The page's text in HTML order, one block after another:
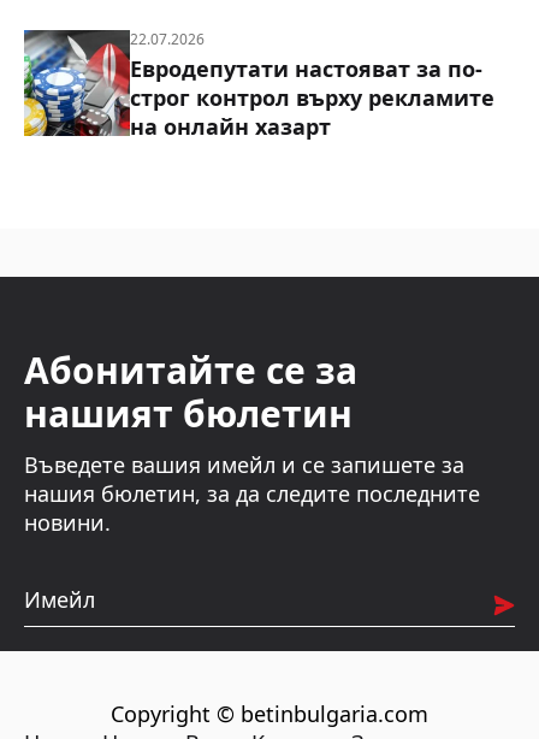
22.07.2026
Евродепутати настояват за по-
строг контрол върху рекламите
Абонитайте се за
нашият бюлетин
Въведете вашия имейл и се запишете за
Имейл